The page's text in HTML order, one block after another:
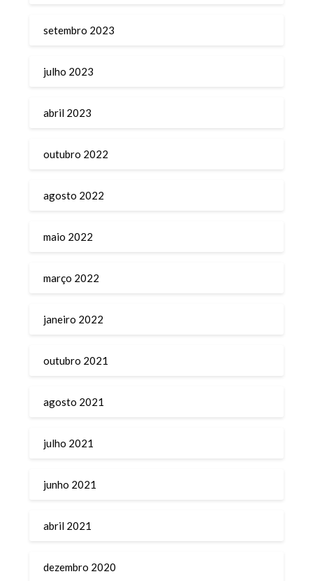
setembro 2023
julho 2023
abril 2023
outubro 2022
agosto 2022
maio 2022
março 2022
janeiro 2022
outubro 2021
agosto 2021
julho 2021
junho 2021
abril 2021
dezembro 2020